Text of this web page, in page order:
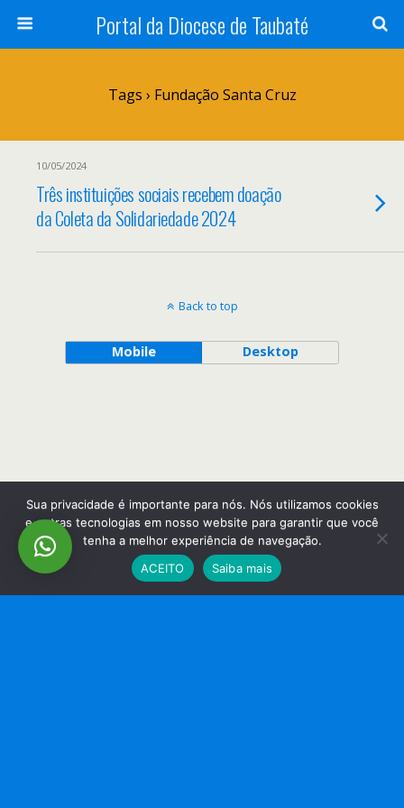
Portal da Diocese de Taubaté
Tags › Fundação Santa Cruz
10/05/2024
Três instituições sociais recebem doação
da Coleta da Solidariedade 2024
Back to top
Mobile Desktop
Sua privacidade é importante para nós. Nós utilizamos cookies
e outras tecnologias em nosso website para garantir que você
tenha a melhor experiência de navegação.
ACEITO
Saiba mais